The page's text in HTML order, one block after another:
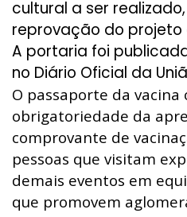
cultural a ser
reprovação do projeto
A portaria foi
no Diário Oficial da
O passaporte da vacina
obrigatoriedade da
comprovante de
pessoas que visitam
demais eventos em
que promovem